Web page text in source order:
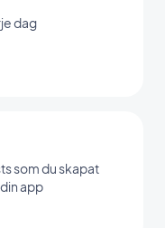
dag
som du skapat
app